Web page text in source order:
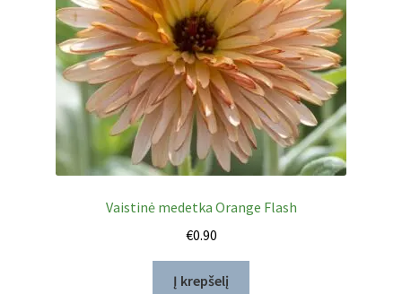
Vaistinė medetka Orange Flash
€0.90
Į krepšelį